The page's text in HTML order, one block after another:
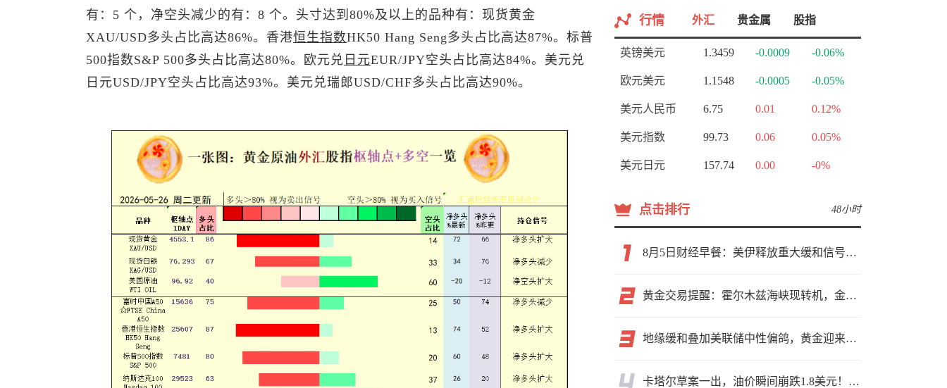
有：5 个，净空头减少的有：8 个。头寸达到80%及以上的品种有： 现货黄金
XAU/USD多头占比高达86%。香港恒生指数HK50 Hang Seng多头占比高达87%。 标普
500指数S&P 500多头占比高达80%。欧元兑 日元EUR/JPY空头占比高达84%。 美元兑
日元USD/JPY空头占比高达93%。 美元兑瑞郎USD/CHF多头占比高达90%。
行情 外汇 贵金属 股指
英镑美元 1.3459 -0.0009 -0.06%
欧元美元 1.1548 -0.0005 -0.05%
美元人民币 6.75 0.01 0.12%
美元指数 99.73 0.06 0.05%
美元日元 157.74 0.00 -0%
点击排行 48小时
8月5日财经早餐：美伊释放重大缓和信号，现货黄金高位持稳，美油重挫超6%
黄金交易提醒：霍尔木兹海峡现转机，金价小幅反弹，能否借就业数据再上新台阶？
地缘缓和叠加美联储中性偏鸽，黄金迎来上行窗口
卡塔尔草案一出，油价瞬间崩跌1.8美元！海峡真要通了？